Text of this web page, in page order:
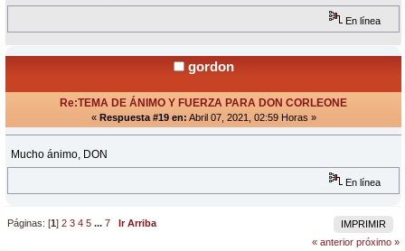
En línea
gordon
Re:TEMA DE ÁNIMO Y FUERZA PARA DON CORLEONE
« Respuesta #19 en: Abril 07, 2021, 02:59 Horas »
Mucho ánimo, DON
En línea
IMPRIMIR
Páginas: [1]2 3 4 5 ...7
Ir Arriba
« anterior próximo »